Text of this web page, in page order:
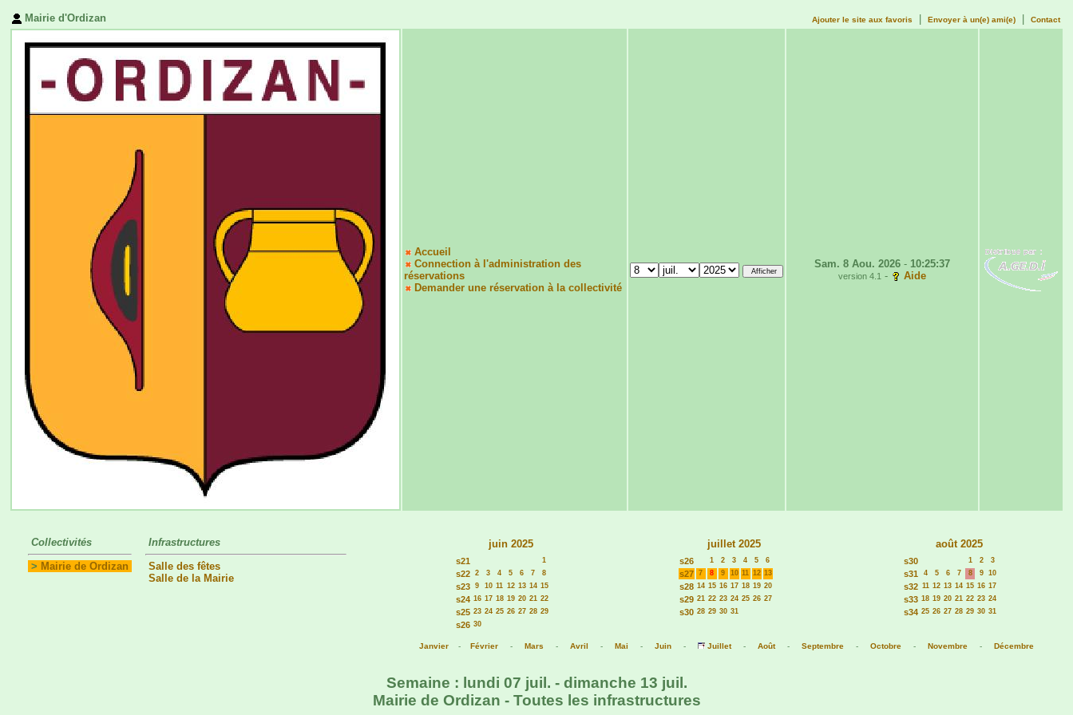
Mairie d'Ordizan Ajouter le site aux favoris Envoyer à un(e) ami(e) Contact
Accueil
Connection à l'administration des
réservations
Demander une réservation à la collectivité
Sam. 8 Aou. 2026 - 10:25:37
version 4.1 - Aide
Collectivités
> Mairie de Ordizan
Infrastructures
Salle des fêtes
Salle de la Mairie
juin 2025
s21 1
s22 2 3 4 5 6 7 8
s23 9 10 11 12 13 14 15
s24 16 17 18 19 20 21 22
s25 23 24 25 26 27 28 29
s26 30
juillet 2025
s26 1 2 3 4 5 6
s27 7 8 9 10 11 12 13
s28 14 15 16 17 18 19 20
s29 21 22 23 24 25 26 27
s30 28 29 30 31
août 2025
s30 1 2 3
s31 4 5 6 7 8 9 10
s32 11 12 13 14 15 16 17
s33 18 19 20 21 22 23 24
s34 25 26 27 28 29 30 31
Janvier - Février - Mars - Avril - Mai - Juin - Juillet- Août- Septembre - Octobre - Novembre - Décembre
Semaine : lundi 07 juil. - dimanche 13 juil.
Mairie de Ordizan - Toutes les infrastructures